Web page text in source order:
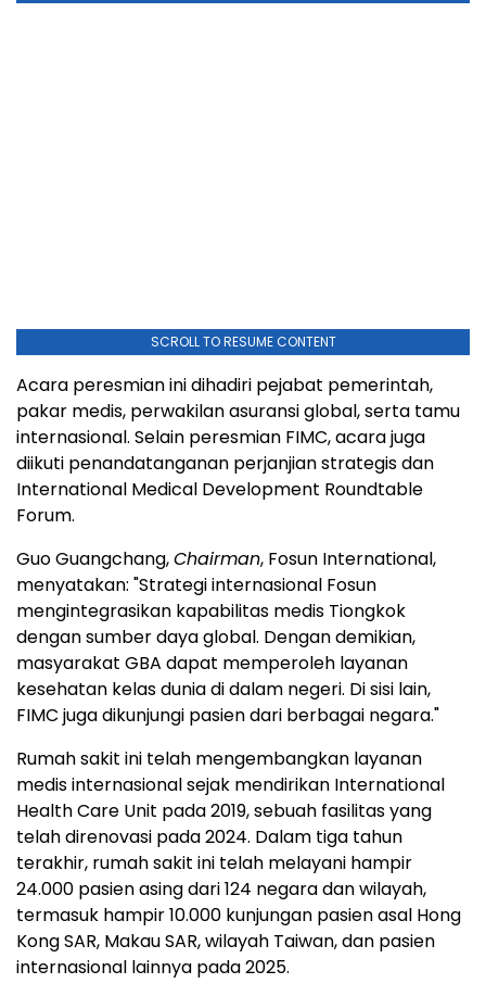
SCROLL TO RESUME CONTENT
Acara peresmian ini dihadiri pejabat pemerintah,
pakar medis, perwakilan asuransi global, serta tamu
internasional. Selain peresmian FIMC, acara juga
diikuti penandatanganan perjanjian strategis dan
International Medical Development Roundtable
Forum.
Guo Guangchang,Chairman, Fosun International,
menyatakan: "Strategi internasional Fosun
mengintegrasikan kapabilitas medis Tiongkok
dengan sumber daya global. Dengan demikian,
masyarakat GBA dapat memperoleh layanan
kesehatan kelas dunia di dalam negeri. Di sisi lain,
FIMC juga dikunjungi pasien dari berbagai negara."
Rumah sakit ini telah mengembangkan layanan
medis internasional sejak mendirikan International
Health Care Unit pada 2019, sebuah fasilitas yang
telah direnovasi pada 2024. Dalam tiga tahun
terakhir, rumah sakit ini telah melayani hampir
24.000 pasien asing dari 124 negara dan wilayah,
termasuk hampir 10.000 kunjungan pasien asal Hong
Kong SAR, Makau SAR, wilayah Taiwan, dan pasien
internasional lainnya pada 2025.